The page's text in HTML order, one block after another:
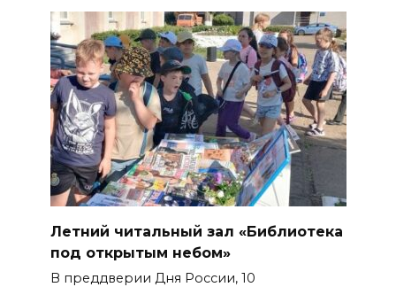
Летний читальный зал «Библиотека
под открытым небом»
В преддверии Дня России, 10